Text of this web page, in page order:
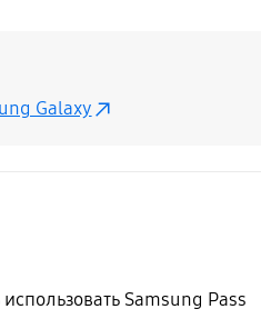
Galaxy
Samsung Pass